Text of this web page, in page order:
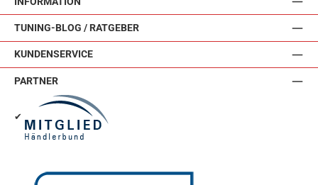
TUNING-BLOG / RATGEBER
KUNDENSERVICE
PARTNER
✔